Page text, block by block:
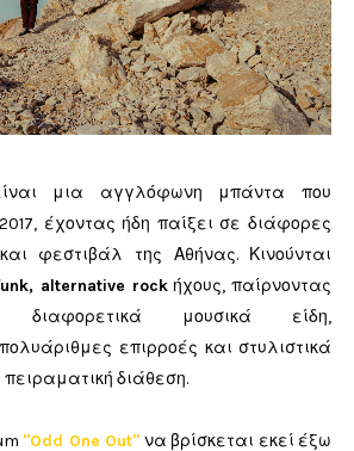
μια αγγλόφωνη μπάντα που
έχοντας ήδη παίξει σε διάφορες
φεστιβάλ της Αθήνας. Κινούνται
alternative rockήχους, παίρνοντας
διαφορετικά μουσικά είδη,
επιρροές και στυλιστικά
διάθεση.
"Odd One Out" να βρίσκεται εκεί έξω